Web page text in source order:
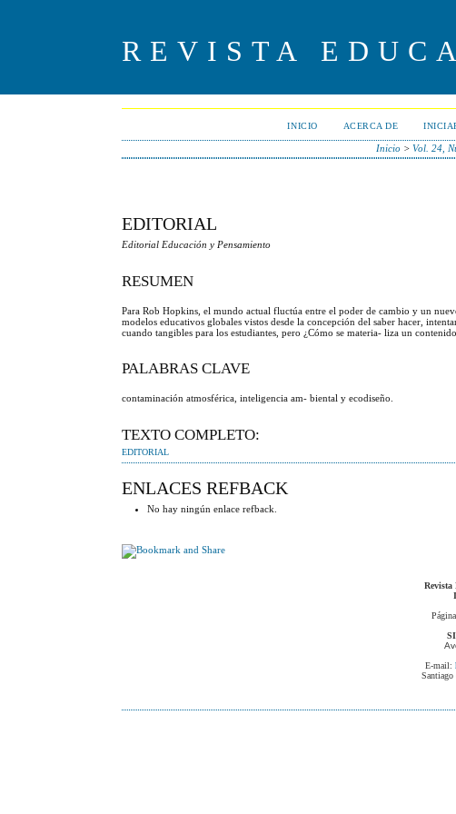
REVISTA
INICIO ACERCA DE
Inicio >Vol. 24,
EDITORIAL
Editorial Educación y Pensamiento
RESUMEN
Para Rob Hopkins, el mundo actual fluctúa entre el poder de cambio y un
modelos educativos globales vistos desde la concepción del saber hacer,
cuando tangibles para los estudiantes, pero ¿Cómo se materia- liza un
PALABRAS CLAVE
contaminación atmosférica, inteligencia am- biental y ecodiseño.
TEXTO COMPLETO:
EDITORIAL
ENLACES REFBACK
No hay ningún enlace refback.
Revista
E-mail: